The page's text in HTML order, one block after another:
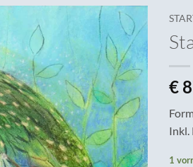
€
Inkl.
1